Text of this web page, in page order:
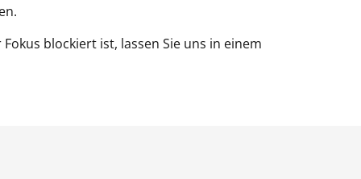
blockiert ist, lassen Sie uns in einem